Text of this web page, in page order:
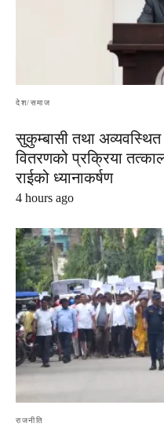
देश/समाज
सुकुम्बासी तथा अव्यवस्थित
वितरणको प्रक्रिया
राईको ध्यानाकर्षण
4 hours ago
राजनीति